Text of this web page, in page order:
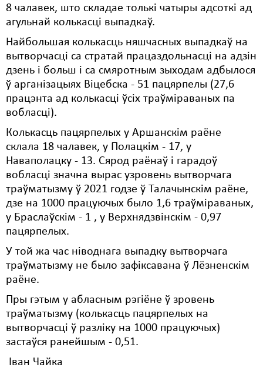
8 чалавек, што складае толькі чатыры адсоткі ад
агульнай колькасці выпадкаў.
Найбольшая колькасць няшчасных выпадкаў на
вытворчасці са стратай працаздольнасці на адзін
дзень і больш і са смяротным зыходам адбылося
ў арганізацыях Віцебска - 51 пацярпелы (27,6
працэнта ад колькасці ўсіх траўміраваных па
вобласці).
Колькасць пацярпелых у Аршанскім раёне
склала 18 чалавек, у Полацкім - 17, у
Наваполацку - 13. Сярод раёнаў і гарадоў
вобласці значна вырас узровень вытворчага
траўматызму ў 2021 годзе ў Талачынскім раёне,
дзе на 1000 працуючых было 1,6 траўміраваных,
у Браслаўскім - 1 , у Верхнядзвінскім - 0,97
пацярпелых.
У той жа час ніводнага выпадку вытворчага
траўматызму не было зафіксавана ў Лёзненскім
раёне.
Пры гэтым у абласным рэгіёне ў зровень
траўматызму (колькасць пацярпелых на
вытворчасці ў разліку на 1000 працуючых)
застаўся ранейшым - 0,51.
Іван Чайка